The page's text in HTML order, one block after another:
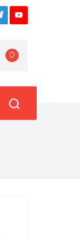
0